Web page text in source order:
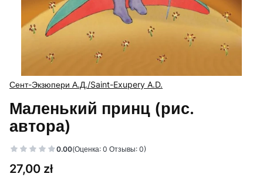
Сент-Экзюпери А.Д./Saint-Exupery A.D.
Маленький принц (рис.
автора)
0.00(Оценка: 0 Отзывы: 0)
Цена
27,00 zł